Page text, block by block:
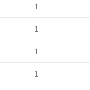
1
1
1
1